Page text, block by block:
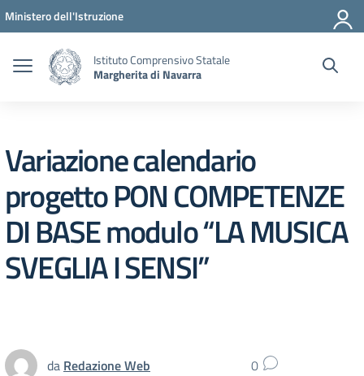
Vai ai contenuti
Vai al menu di navigazione
Vai al footer
Ministero dell'Istruzione
Istituto Comprensivo Statale
Margherita di Navarra
Variazione calendario
progetto PON COMPETENZE
DI BASE modulo “LA MUSICA
SVEGLIA I SENSI”
da Redazione Web 0